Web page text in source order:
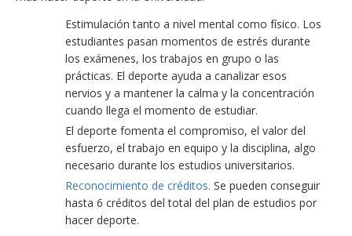
Estimulación tanto a nivel mental como físico. Los
estudiantes pasan momentos de estrés durante
los exámenes, los trabajos en grupo o las
prácticas. El deporte ayuda a canalizar esos
nervios y a mantener la calma y la concentración
cuando llega el momento de estudiar.
El deporte fomenta el compromiso, el valor del
esfuerzo, el trabajo en equipo y la disciplina, algo
necesario durante los estudios universitarios.
Reconocimiento de créditos. Se pueden conseguir
hasta 6 créditos del total del plan de estudios por
hacer deporte.